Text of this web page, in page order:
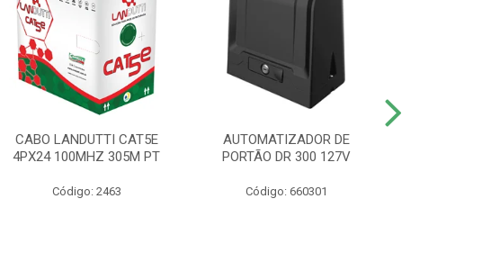
CABO LANDUTTI CAT5E
4PX24 100MHZ 305M PT
Código: 2463
AUTOMATIZADOR DE
PORTÃO DR 300 127V
Código: 660301